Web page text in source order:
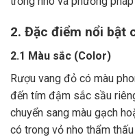
2. Đặc điểm nổi bật
2.1 Màu sắc (Color)
Rượu vang đỏ có màu
đến tím đậm sắc sầu
chuyển sang màu gạch
có trong vỏ nho thẩm